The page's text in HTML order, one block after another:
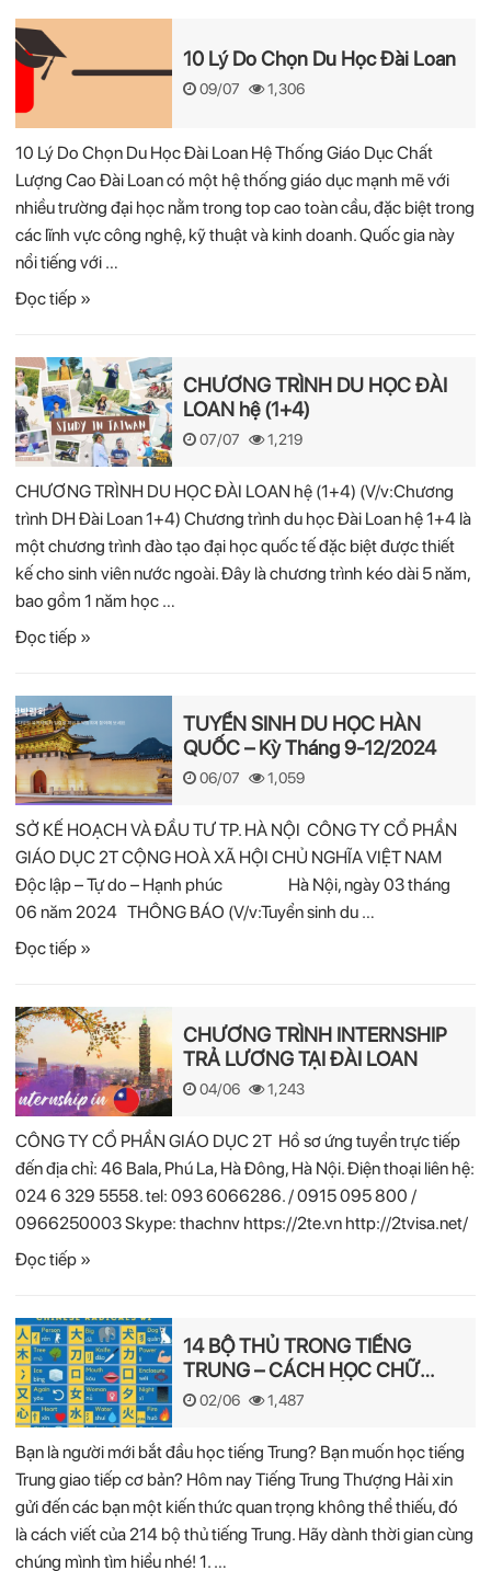
10 Lý Do Chọn Du Học Đài Loan
09/07 1,306
10 Lý Do Chọn Du Học Đài Loan Hệ Thống Giáo Dục Chất
Lượng Cao Đài Loan có một hệ thống giáo dục mạnh mẽ với
nhiều trường đại học nằm trong top cao toàn cầu, đặc biệt trong
các lĩnh vực công nghệ, kỹ thuật và kinh doanh. Quốc gia này
nổi tiếng với …
Đọc tiếp »
CHƯƠNG TRÌNH DU HỌC ĐÀI
LOAN hệ (1+4)
07/07 1,219
CHƯƠNG TRÌNH DU HỌC ĐÀI LOAN hệ (1+4) (V/v:Chương
trình DH Đài Loan 1+4) Chương trình du học Đài Loan hệ 1+4 là
một chương trình đào tạo đại học quốc tế đặc biệt được thiết
kế cho sinh viên nước ngoài. Đây là chương trình kéo dài 5 năm,
bao gồm 1 năm học …
Đọc tiếp »
TUYỂN SINH DU HỌC HÀN
QUỐC – Kỳ Tháng 9-12/2024
06/07 1,059
SỞ KẾ HOẠCH VÀ ĐẦU TƯ TP. HÀ NỘI CÔNG TY CỔ PHẦN
GIÁO DỤC 2T CỘNG HOÀ XÃ HỘI CHỦ NGHĨA VIỆT NAM
Độc lập – Tự do – Hạnh phúc Hà Nội, ngày 03 tháng
06 năm 2024 THÔNG BÁO (V/v:Tuyển sinh du …
Đọc tiếp »
CHƯƠNG TRÌNH INTERNSHIP
TRẢ LƯƠNG TẠI ĐÀI LOAN
04/06 1,243
CÔNG TY CỔ PHẦN GIÁO DỤC 2T Hồ sơ ứng tuyển trực tiếp
đến địa chỉ: 46 Bala, Phú La, Hà Đông, Hà Nội. Điện thoại liên hệ:
024 6 329 5558. tel: 093 6066286. / 0915 095 800 /
0966250003 Skype: thachnv https://2te.vn http://2tvisa.net/
Đọc tiếp »
14 BỘ THỦ TRONG TIẾNG
TRUNG – CÁCH HỌC CHỮ
HÁN NHANH NHẤT
02/06 1,487
Bạn là người mới bắt đầu học tiếng Trung? Bạn muốn học tiếng
Trung giao tiếp cơ bản? Hôm nay Tiếng Trung Thượng Hải xin
gửi đến các bạn một kiến thức quan trọng không thể thiếu, đó
là cách viết của 214 bộ thủ tiếng Trung. Hãy dành thời gian cùng
chúng mình tìm hiểu nhé! 1. …